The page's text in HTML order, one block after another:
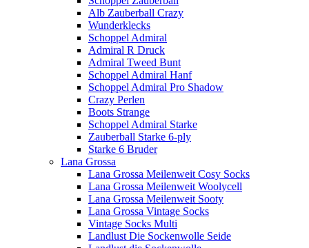
Alb Zauberball Crazy
Wunderklecks
Schoppel Admiral
Admiral R Druck
Admiral Tweed Bunt
Schoppel Admiral Hanf
Schoppel Admiral Pro Shadow
Crazy Perlen
Boots Strange
Schoppel Admiral Starke
Zauberball Starke 6-ply
Starke 6 Bruder
Lana Grossa
Lana Grossa Meilenweit Cosy Socks
Lana Grossa Meilenweit Woolycell
Lana Grossa Meilenweit Sooty
Lana Grossa Vintage Socks
Vintage Socks Multi
Landlust Die Sockenwolle Seide